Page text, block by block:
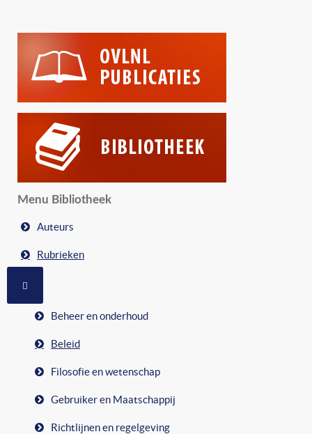
Menu Bibliotheek
Auteurs
Rubrieken
Beheer en onderhoud
Beleid
Filosofie en wetenschap
Gebruiker en Maatschappij
Richtlijnen en regelgeving